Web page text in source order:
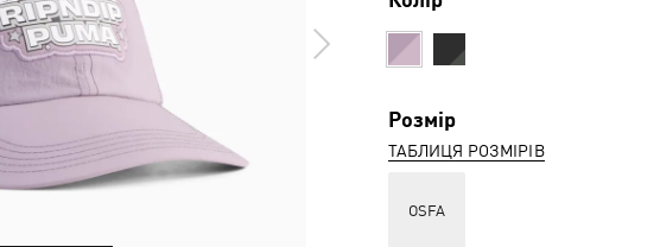
Розмір
ТАБЛИЦЯ РОЗМІРІВ
OSFA